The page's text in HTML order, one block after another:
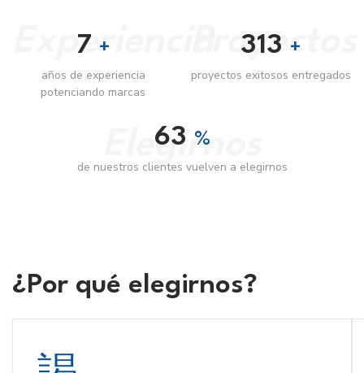
Experiencia
9 +
años de experiencia
potenciando marcas
Proyectos
445 +
proyectos exitosos entregados
Elegirnos
89 %
de nuestros clientes vuelven a elegirnos
¿Por qué elegirnos?